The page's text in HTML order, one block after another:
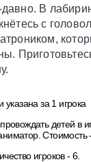
В
с
за 1 игрока
детей в
Стоимость
игроков - 6.